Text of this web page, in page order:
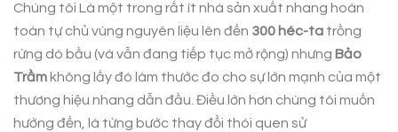
Chúng tôi Là một trong rất ít nhà sản xuất nhang hoàn
toàn tự chủ vùng nguyên liệu lên đến 300 héc-ta trồng
rừng dó bầu (và vẫn đang tiếp tục mở rộng) nhưng Bảo
Trầm không lấy đó làm thước đo cho sự lớn mạnh của một
thương hiệu nhang dẫn đầu. Điều lớn hơn chúng tôi muốn
hướng đến, là từng bước thay đổi thói quen sử